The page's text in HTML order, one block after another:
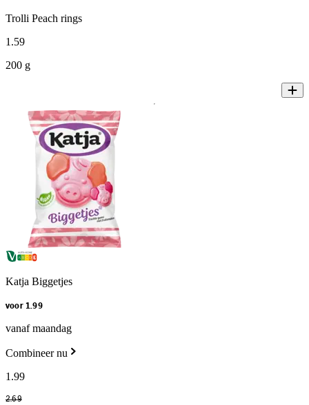
Trolli Peach rings
1 .59
200 g
Katja Biggetjes
voor 1.99
vanaf maandag
Combineer nu
1 .99
2.69